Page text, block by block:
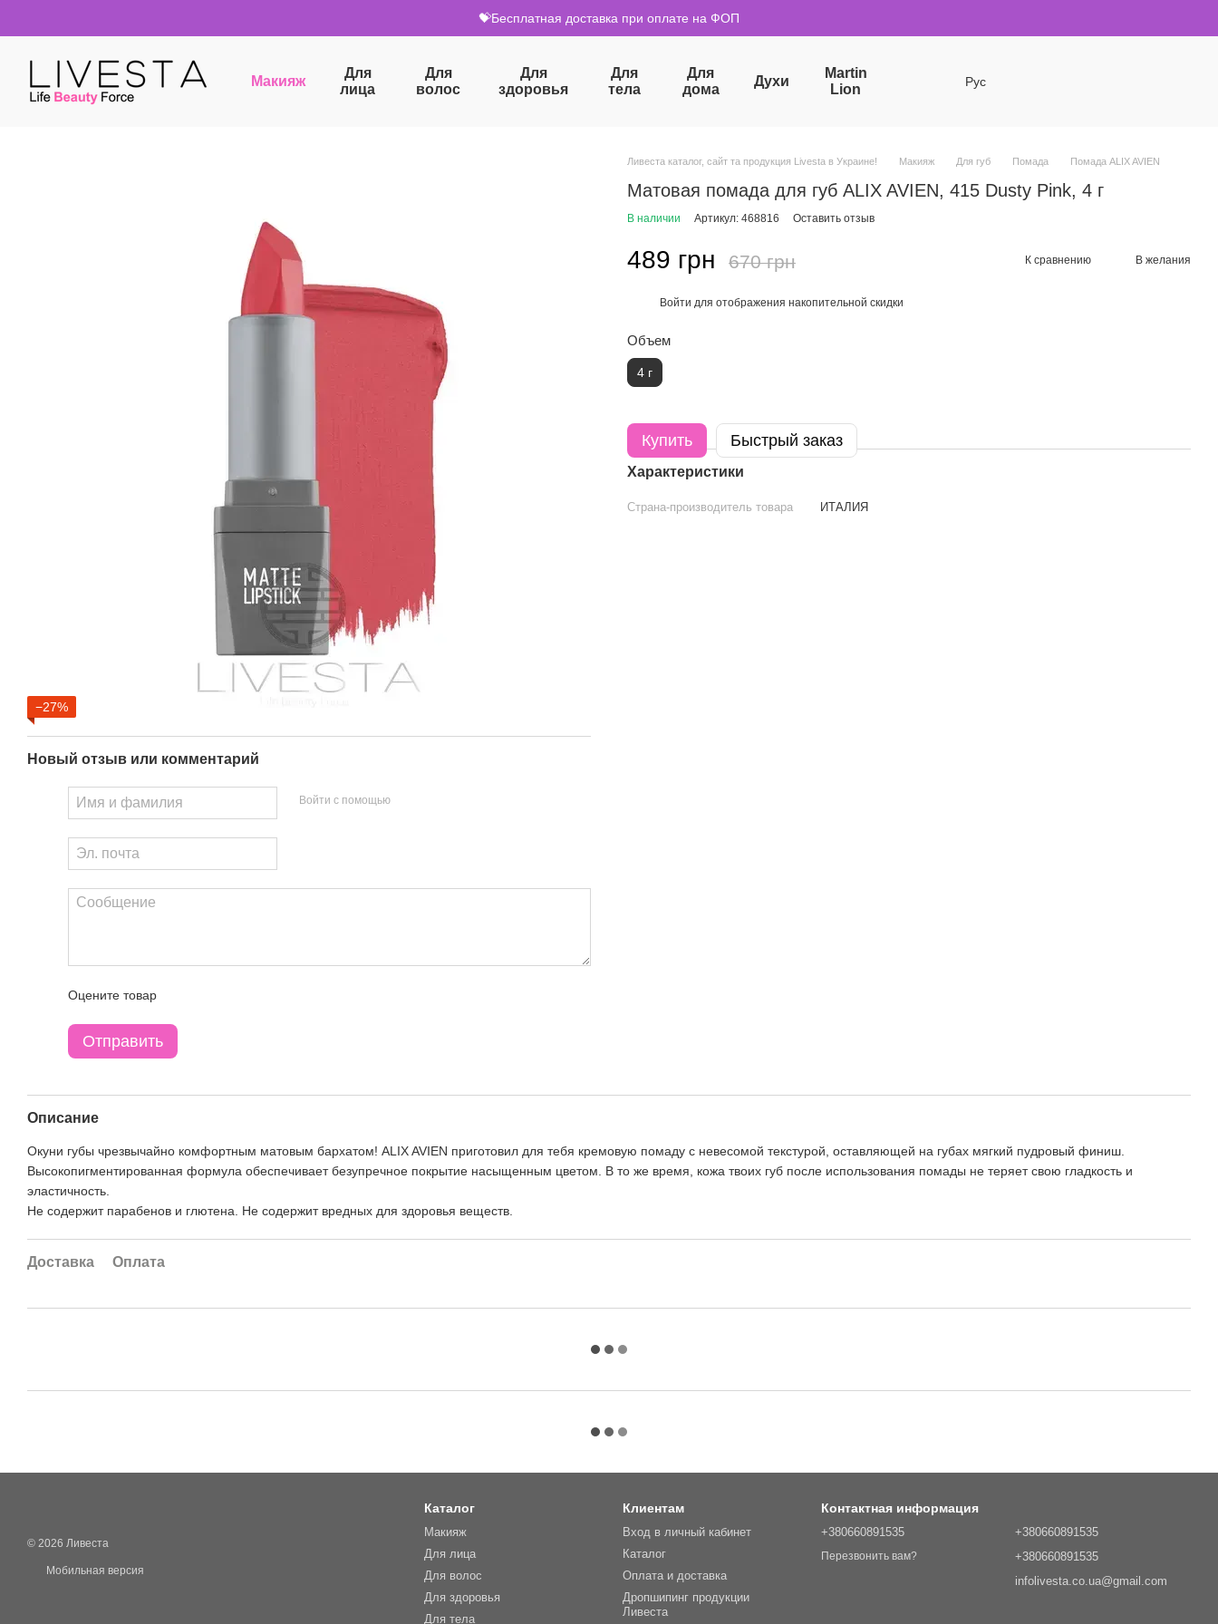
💝Бесплатная доставка при оплате на ФОП
Макияж
Для
лица
Для
волос
Для
здоровья
Для
тела
Для
дома
Духи
Martin
Lion
Рус
−27%
Новый отзыв или комментарий
Войти с помощью
Оцените товар
Отправить
Ливеста каталог, сайт та продукция Livesta в Украине! Макияж Для губ Помада Помада ALIX AVIEN
Матовая помада для губ ALIX AVIEN, 415 Dusty Pink, 4 г
В наличии Артикул: 468816 Оставить отзыв
489 грн 670 грн К сравнению В желания
Войти для отображения накопительной скидки
Объем
4 г
Купить Быстрый заказ
Характеристики
Страна-производитель товара ИТАЛИЯ
Описание
Окуни губы чрезвычайно комфортным матовым бархатом! ALIX AVIEN приготовил для тебя кремовую помаду с невесомой текстурой, оставляющей на губах мягкий пудровый финиш.
Высокопигментированная формула обеспечивает безупречное покрытие насыщенным цветом. В то же время, кожа твоих губ после использования помады не теряет свою гладкость и
эластичность.
Не содержит парабенов и глютена. Не содержит вредных для здоровья веществ.
Доставка Оплата
© 2026 Ливеста
Мобильная версия
Каталог
Макияж
Для лица
Для волос
Для здоровья
Для тела
Клиентам
Вход в личный кабинет
Каталог
Оплата и доставка
Дропшипинг продукции
Ливеста
Контактная информация
+380660891535
Перезвонить вам?
+380660891535
+380660891535
infolivesta.co.ua@gmail.com